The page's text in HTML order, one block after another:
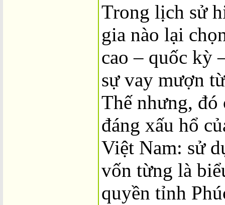
Trong lịch sử
gia nào lại
cao – quốc kỳ
sự vay mượn
Thế nhưng,
đáng xấu hổ
Việt Nam: sử
vốn từng là
quyền tỉnh